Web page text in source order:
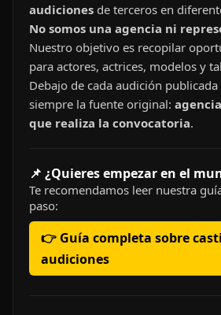
audiciones de terceros en
No somos una agencia ni
Nuestro objetivo es recopilar
para actores, actrices, modelos y
Debajo de cada audición
siempre la fuente original:
que realiza la convocatoria.
📌 ¿Quieres empezar en el
Te recomendamos leer nuestra
paso:
👉 Guía completa sobre
audiciones